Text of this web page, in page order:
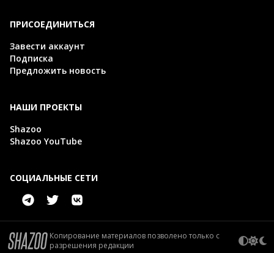
ПРИСОЕДИНИТЬСЯ
Завести аккаунт
Подписка
Предложить новость
НАШИ ПРОЕКТЫ
Shazoo
Shazoo YouTube
СОЦИАЛЬНЫЕ СЕТИ
Копирование материалов позволено только с
разрешения редакции